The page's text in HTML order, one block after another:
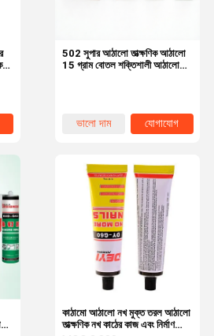
আমাদের সম্বন্ধে
502 সুপার আঠালো তাত্ক্ষণিক আঠালো
15 গ্রাম বোতল শক্তিশালী আঠালো
ভালো দাম যোগাযোগ
কাঠামো আঠালো নখ মুক্ত তরল আঠালো
তাত্ক্ষণিক নখ কাঠের কাজ এবং নির্মাণ